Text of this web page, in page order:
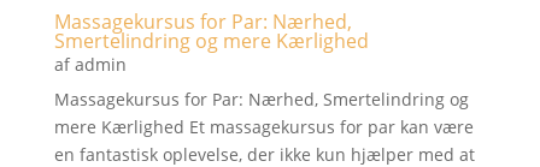
Massagekursus for Par: Nærhed,
Smertelindring og mere Kærlighed
afadmin
Massagekursus for Par: Nærhed, Smertelindring og
mere Kærlighed Et massagekursus for par kan være
en fantastisk oplevelse, der ikke kun hjælper med at